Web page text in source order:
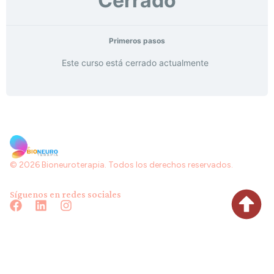
Primeros pasos
Este curso está cerrado actualmente
© 2026 Bioneuroterapia. Todos los derechos reservados.
Síguenos en redes sociales